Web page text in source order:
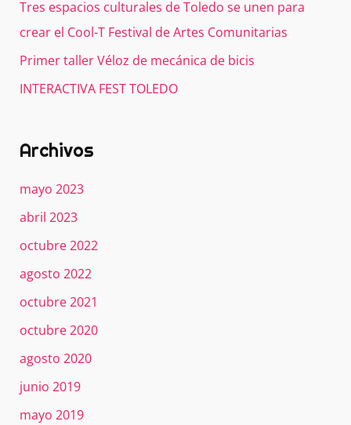
Tres espacios culturales de Toledo se unen para
crear el Cool-T Festival de Artes Comunitarias
Primer taller Véloz de mecánica de bicis
INTERACTIVA FEST TOLEDO
Archivos
mayo 2023
abril 2023
octubre 2022
agosto 2022
octubre 2021
octubre 2020
agosto 2020
junio 2019
mayo 2019